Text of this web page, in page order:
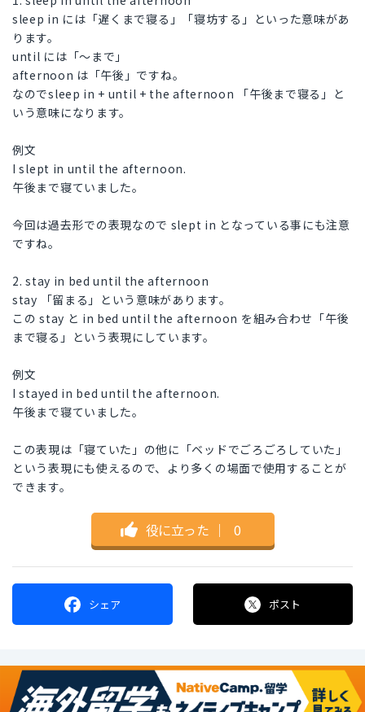
sleep in には「遅くまで寝る」「寝坊する」といった意味があ
ります。
until には「～まで」
afternoon は「午後」ですね。
なのでsleep in + until + the afternoon 「午後まで寝る」と
いう意味になります。
例文
I slept in until the afternoon.
午後まで寝ていました。
今回は過去形での表現なので slept in となっている事にも注意
ですね。
2. stay in bed until the afternoon
stay 「留まる」という意味があります。
この stay と in bed until the afternoon を組み合わせ「午後
まで寝る」という表現にしています。
例文
I stayed in bed until the afternoon.
午後まで寝ていました。
この表現は「寝ていた」の他に「ベッドでごろごろしていた」
という表現にも使えるので、より多くの場面で使用することが
できます。
役に立った ｜ 0
シェア ポスト